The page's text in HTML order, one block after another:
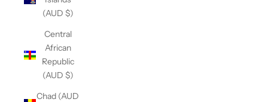
(AUD $)
Central
African
Republic
(AUD $)
Chad (AUD